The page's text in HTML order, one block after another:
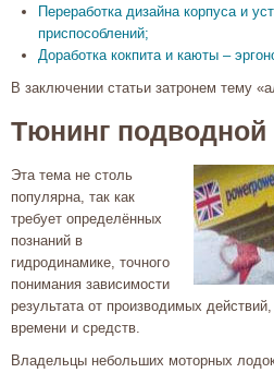
Переработка дизайна корпуса и
приспособлений;
Доработка кокпита и каюты –
В заключении статьи затронем тему
Тюнинг подводной
Эта тема не столь
популярна, так как
требует определённых
познаний в
гидродинамике, точного
понимания зависимости
результата от производимых
времени и средств.
Владельцы небольших моторных